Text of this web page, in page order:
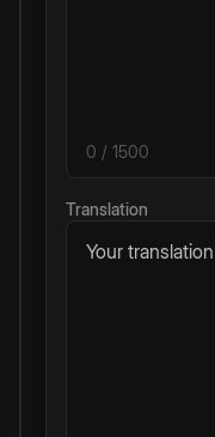
0 / 1500
Translation
Your